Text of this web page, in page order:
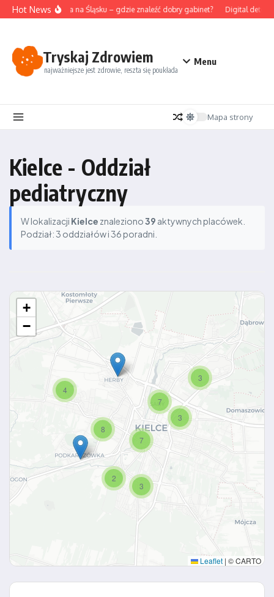
Przejdź do treści
Hot News
Akupunktura na Śląsku – gdzie znaleźć dobry gabinet? Digital detox i
Tryskaj Zdrowiem
najważniejsze jest zdrowie, reszta się poukłada
Menu
Mapa strony
Kielce - Oddział
pediatryczny
W lokalizacji Kielce znaleziono39 aktywnych placówek.
Podział: 3 oddziałów i 36 poradni.
2
3
7
7
3
3
4
8
+
−
Leaflet | © CARTO